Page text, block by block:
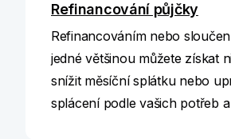
Refinancování půjčky
Refinancováním nebo
jedné většinou můžete získat
snížit měsíční splátku nebo
splácení podle vašich potřeb